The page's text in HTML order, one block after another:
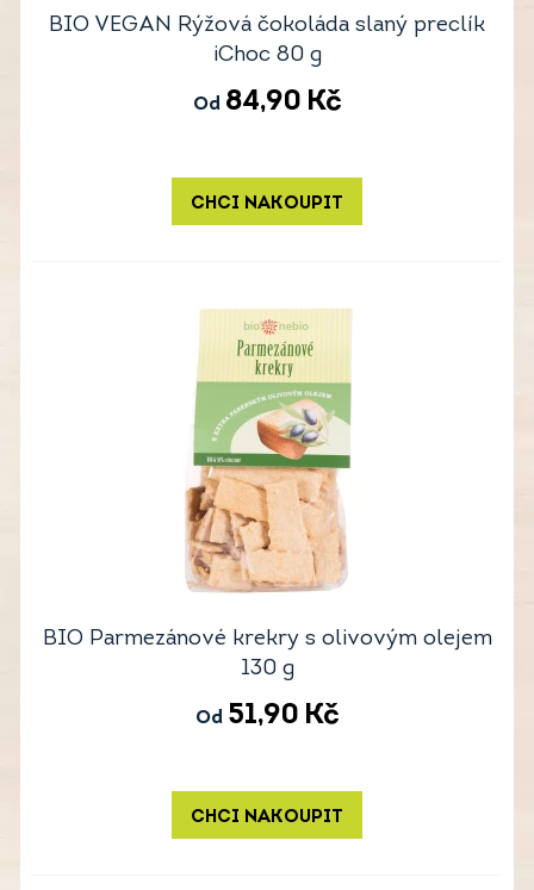
BIO VEGAN Rýžová čokoláda slaný preclík
iChoc 80 g
Od 84,90 Kč
CHCI NAKOUPIT
BIO Parmezánové krekry s olivovým olejem
130 g
Od 51,90 Kč
CHCI NAKOUPIT